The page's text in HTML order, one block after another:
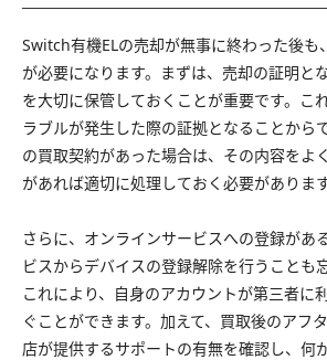
Switch有機ELの売却が無事に終わった後も
が必要になります。まずは、売却の証明と
を大切に保管しておくことが重要です。こ
ラブルが発生した際の証拠となることから
の買取契約があった場合は、その内容をよ
があれば適切に処理しておく必要があります
さらに、オンラインサービスへの登録があ
ビスからデバイスの登録解除を行うことも
これにより、自身のアカウントが第三者に
ぐことができます。加えて、買取後のアフ
店が提供するサポートの有無を確認し、何